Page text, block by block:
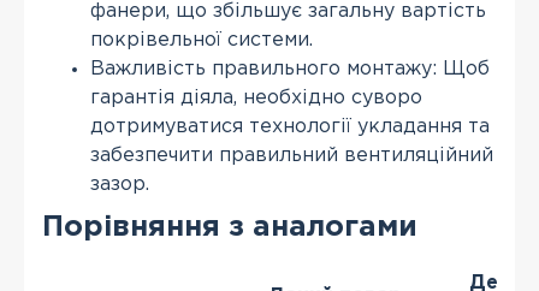
фанери, що збільшує загальну вартість
покрівельної системи.
Важливість правильного монтажу: Щоб
гарантія діяла, необхідно суворо
дотримуватися технології укладання та
забезпечити правильний вентиляційний
зазор.
Порівняння з аналогами